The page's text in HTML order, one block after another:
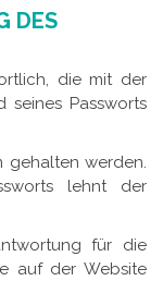
DES
die mit der
seines Passworts
gehalten werden.
lehnt der
für die
auf der Website